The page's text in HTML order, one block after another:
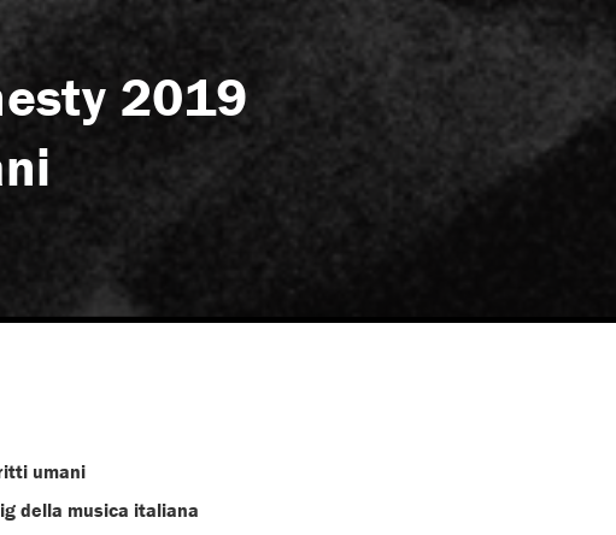
2019
umani
della musica italiana